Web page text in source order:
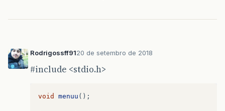
Rodrigossff9120 de setembro de 2018
#include <stdio.h>
void menuu ();